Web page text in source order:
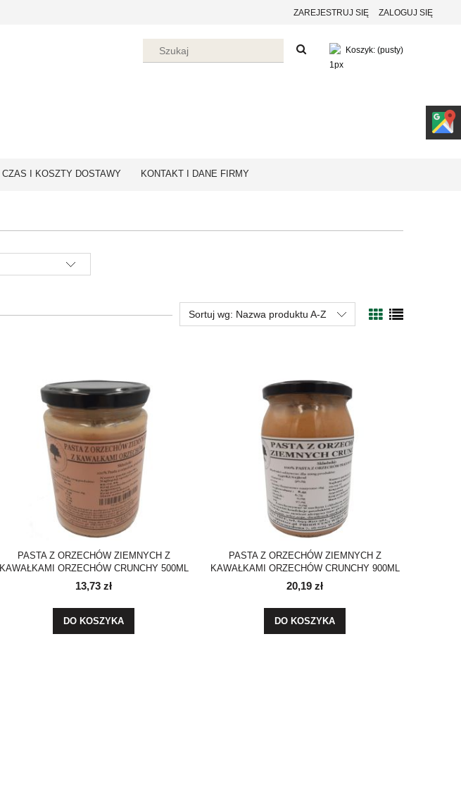
ZAREJESTRUJ SIĘ ZALOGUJ SIĘ
Koszyk: (pusty)
CZAS I KOSZTY DOSTAWY KONTAKT I DANE FIRMY
Sortuj wg: Nazwa produktu A-Z
PASTA Z ORZECHÓW ZIEMNYCH Z
KAWAŁKAMI ORZECHÓW CRUNCHY 500ML
13,73 zł
DO KOSZYKA
PASTA Z ORZECHÓW ZIEMNYCH Z
KAWAŁKAMI ORZECHÓW CRUNCHY 900ML
20,19 zł
DO KOSZYKA